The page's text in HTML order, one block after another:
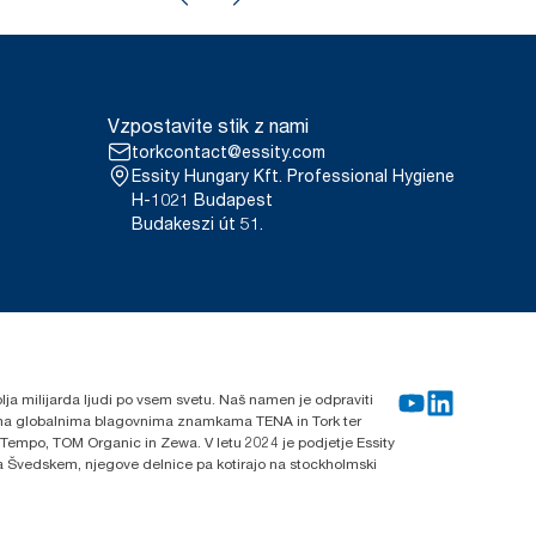
Vzpostavite stik z nami
torkcontact@essity.com
Essity Hungary Kft. Professional Hygiene
H-1021 Budapest
Budakeszi út 51.
milijarda ljudi po vsem svetu. Naš namen je odpraviti
globalnima blagovnima znamkama TENA in Tork ter
TOM Organic in Zewa. V letu 2024 je podjetje Essity
njegove delnice pa kotirajo na stockholmski